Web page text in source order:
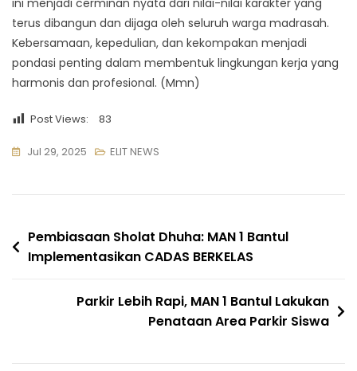
ini menjadi cerminan nyata dari nilai-nilai karakter yang
terus dibangun dan dijaga oleh seluruh warga madrasah.
Kebersamaan, kepedulian, dan kekompakan menjadi
pondasi penting dalam membentuk lingkungan kerja yang
harmonis dan profesional. (Mmn)
Post Views: 83
Jul 29, 2025 ELIT NEWS
Navigasi
pos
Pembiasaan Sholat Dhuha: MAN 1 Bantul
Implementasikan CADAS BERKELAS
Parkir Lebih Rapi, MAN 1 Bantul Lakukan
Penataan Area Parkir Siswa